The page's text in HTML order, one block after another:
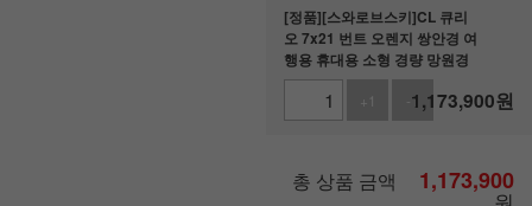
[정품][스와로브스키]CL 큐리
오 7x21 번트 오렌지 쌍안경 여
행용 휴대용 소형 경량 망원경
+1 -1
1,173,900원
총 상품 금액 1,173,900